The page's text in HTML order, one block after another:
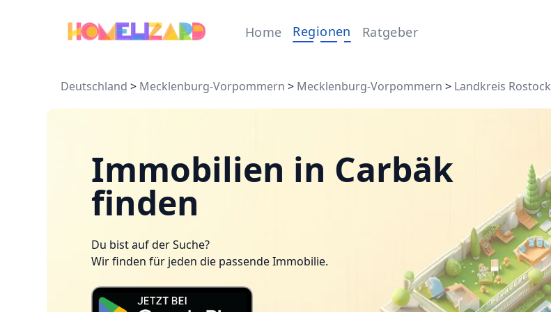
Home Regionen Ratgeber
Deutschland > Mecklenburg-Vorpommern > Mecklenburg-Vorpommern > Landkreis Rostock
Immobilien in Carbäk
finden
Du bist auf der Suche?
Wir finden für jeden die passende Immobilie.